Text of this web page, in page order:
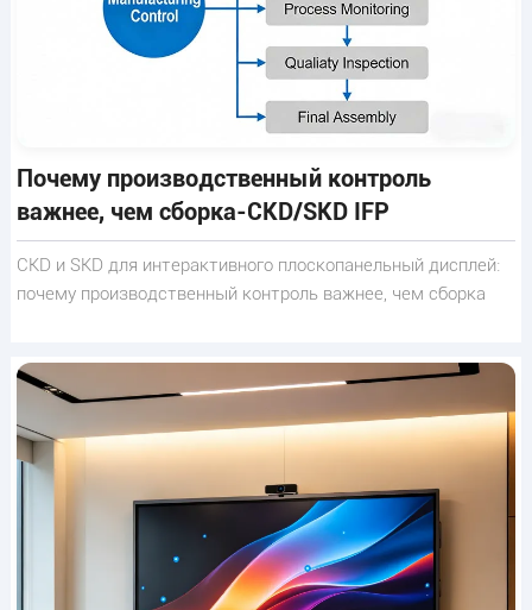
Почему производственный контроль
важнее, чем сборка-CKD/SKD IFP
CKD и SKD для интерактивного плоскопанельный дисплей:
почему производственный контроль важнее, чем сборка